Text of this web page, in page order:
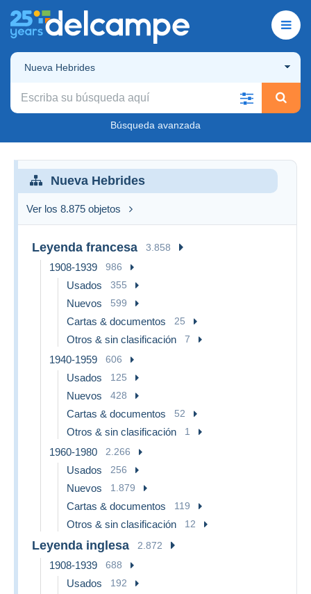
Nueva Hebrides
Búsqueda avanzada
Nueva Hebrides
Ver los 8.875 objetos
Leyenda francesa 3.858
1908-1939 986
Usados 355
Nuevos 599
Cartas & documentos 25
Otros & sin clasificación 7
1940-1959 606
Usados 125
Nuevos 428
Cartas & documentos 52
Otros & sin clasificación 1
1960-1980 2.266
Usados 256
Nuevos 1.879
Cartas & documentos 119
Otros & sin clasificación 12
Leyenda inglesa 2.872
1908-1939 688
Usados 192